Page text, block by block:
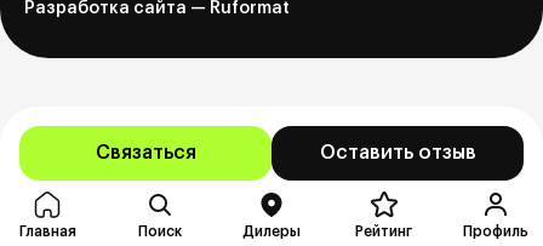
Разработка сайта — Ruformat
Связаться Оставить отзыв
Главная Поиск Дилеры Рейтинг Профиль